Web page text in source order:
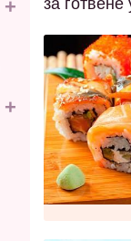
+
+
за